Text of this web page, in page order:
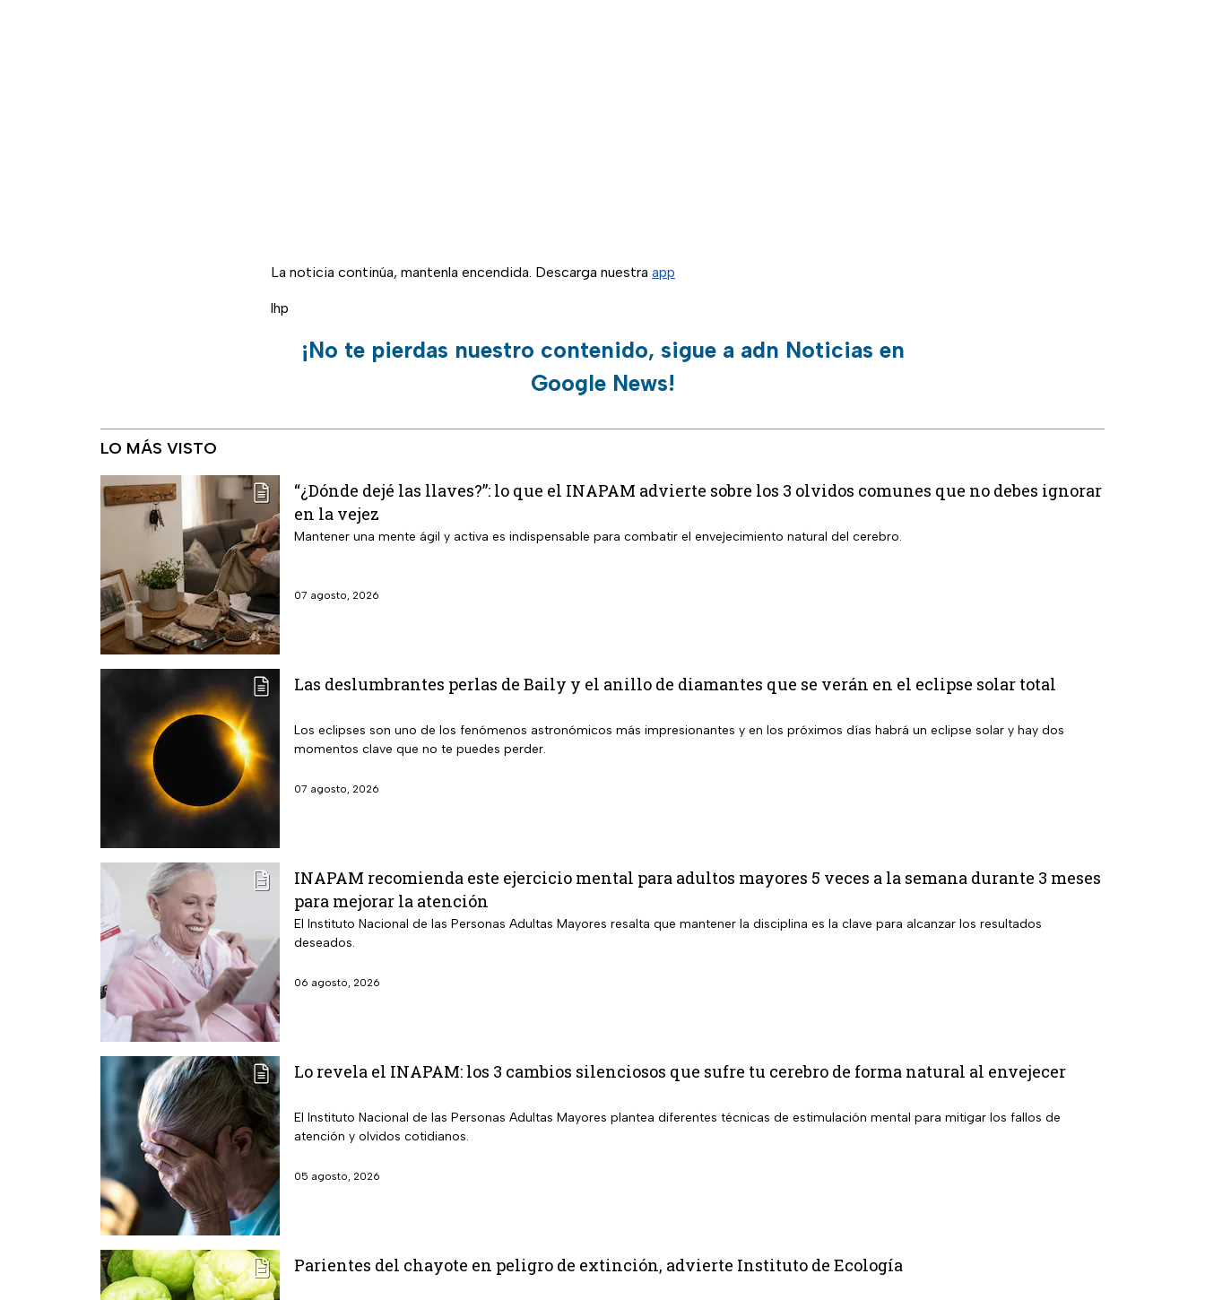
La noticia continúa, mantenla encendida. Descarga nuestra app
lhp
¡No te pierdas nuestro contenido, sigue a adn Noticias en
Google News!
LO MÁS VISTO
“¿Dónde dejé las llaves?”: lo que el INAPAM advierte sobre los 3 olvidos comunes que no debes ignorar
en la vejez
Mantener una mente ágil y activa es indispensable para combatir el envejecimiento natural del cerebro.
07 agosto, 2026
Las deslumbrantes perlas de Baily y el anillo de diamantes que se verán en el eclipse solar total
Los eclipses son uno de los fenómenos astronómicos más impresionantes y en los próximos días habrá un eclipse solar y hay dos
momentos clave que no te puedes perder.
07 agosto, 2026
INAPAM recomienda este ejercicio mental para adultos mayores 5 veces a la semana durante 3 meses
para mejorar la atención
El Instituto Nacional de las Personas Adultas Mayores resalta que mantener la disciplina es la clave para alcanzar los resultados
deseados.
06 agosto, 2026
Lo revela el INAPAM: los 3 cambios silenciosos que sufre tu cerebro de forma natural al envejecer
El Instituto Nacional de las Personas Adultas Mayores plantea diferentes técnicas de estimulación mental para mitigar los fallos de
atención y olvidos cotidianos.
05 agosto, 2026
Parientes del chayote en peligro de extinción, advierte Instituto de Ecología